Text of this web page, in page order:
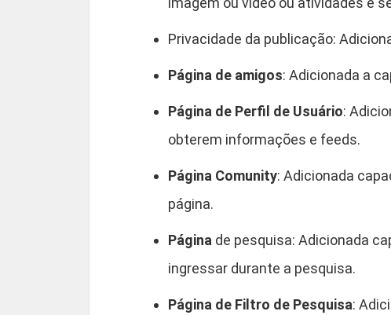
Privacidade da publicação:
Página de amigos: Adicionada a
Página de Perfil de Usuário:
obterem informações e feeds.
Página Comunity: Adicionada
página.
Página de pesquisa: Adicionada
ingressar durante a pesquisa.
Página de Filtro de Pesquisa: